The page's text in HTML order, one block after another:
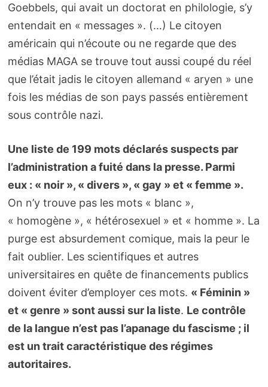
Goebbels, qui avait un doctorat en philologie, s’y
entendait en « messages ». (…) Le citoyen
américain qui n’écoute ou ne regarde que des
médias MAGA se trouve tout aussi coupé du réel
que l’était jadis le citoyen allemand « aryen » une
fois les médias de son pays passés entièrement
sous contrôle nazi.
Une liste de 199 mots déclarés suspects par
l’administration a fuité dans la presse. Parmi
eux : « noir », « divers », « gay » et « femme ».
On n’y trouve pas les mots « blanc »,
« homogène », « hétérosexuel » et « homme ». La
purge est absurdement comique, mais la peur le
fait oublier. Les scientifiques et autres
universitaires en quête de financements publics
doivent éviter d’employer ces mots. « Féminin »
et « genre » sont aussi sur la liste. Le contrôle
de la langue n’est pas l’apanage du fascisme ; il
est un trait caractéristique des régimes
autoritaires.